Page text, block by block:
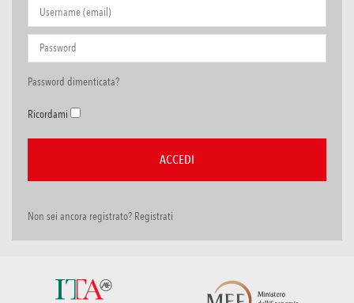
Password dimenticata?
Ricordami
Non sei ancora registrato? Registrati